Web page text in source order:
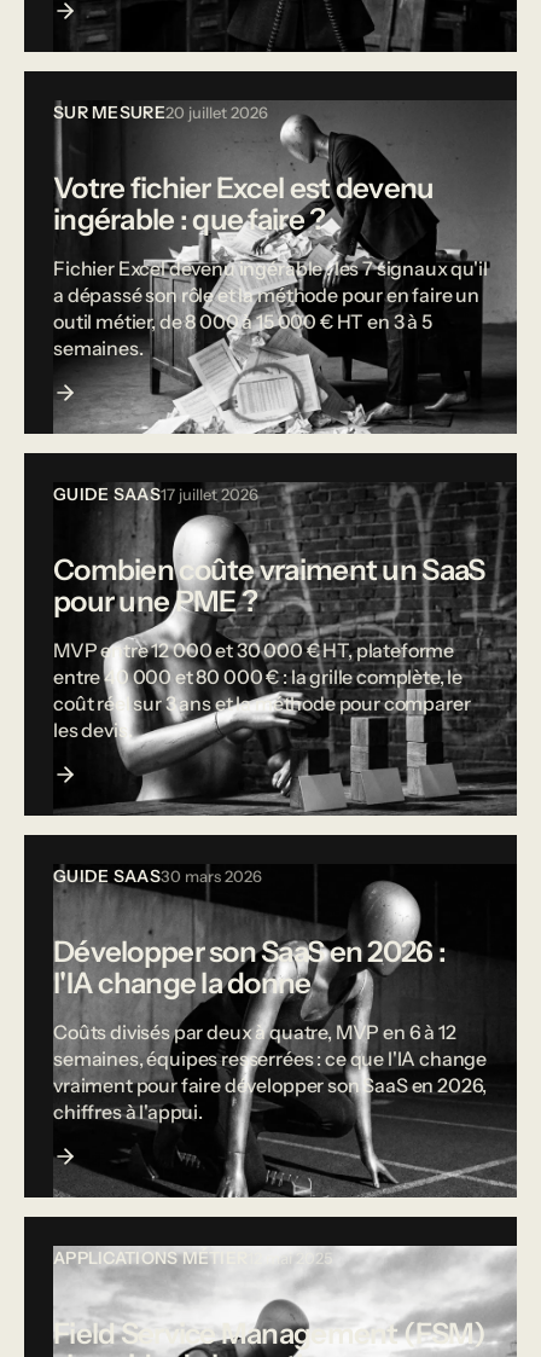
SUR MESURE20 juillet 2026
Votre fichier Excel est devenu
ingérable : que faire ?
Fichier Excel devenu ingérable : les 7 signaux qu'il
a dépassé son rôle et la méthode pour en faire un
outil métier, de 8 000 à 15 000 € HT en 3 à 5
semaines.
GUIDE SAAS17 juillet 2026
Combien coûte vraiment un SaaS
pour une PME ?
MVP entre 12 000 et 30 000 € HT, plateforme
entre 40 000 et 80 000 € : la grille complète, le
coût réel sur 3 ans et la méthode pour comparer
les devis.
GUIDE SAAS30 mars 2026
Développer son SaaS en 2026 :
l'IA change la donne
Coûts divisés par deux à quatre, MVP en 6 à 12
semaines, équipes resserrées : ce que l'IA change
vraiment pour faire développer son SaaS en 2026,
chiffres à l'appui.
APPLICATIONS MÉTIER 12 mai 2025
Field Service Management (FSM)